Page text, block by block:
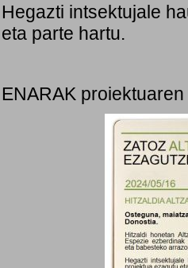
Hegazti intsektujale
eta parte hartu.
ENARAK